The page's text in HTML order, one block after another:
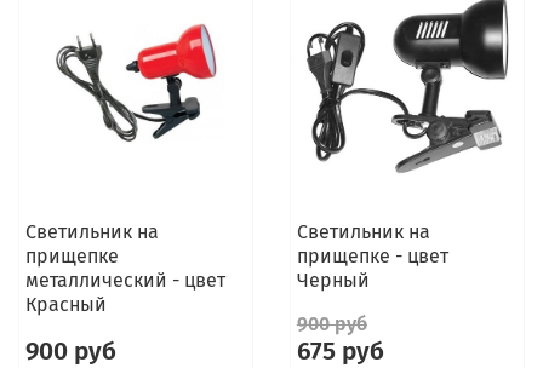
Светильник на
прищепке
металлический - цвет
Красный
900 руб
Светильник на
прищепке - цвет
Черный
900 руб
675 руб